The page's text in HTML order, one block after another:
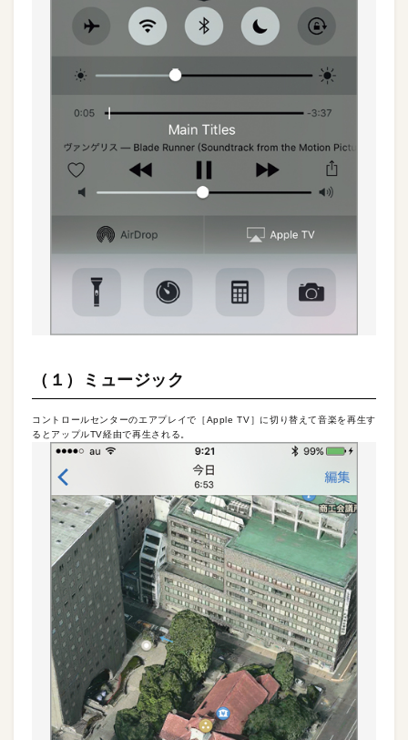
（１）ミュージック
コントロールセンターのエアプレイで［Apple TV］に切り替えて音楽を再生す
るとアップルTV経由で再生される。